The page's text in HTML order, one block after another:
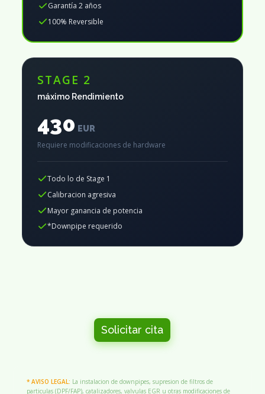
Garantía 2 años
100% Reversible
STAGE 2
máximo Rendimiento
430 EUR
Requiere modificaciones de hardware
Todo lo de Stage 1
Calibracion agresiva
Mayor ganancia de potencia
*Downpipe requerido
Solicitar cita
* AVISO LEGAL: La instalacion de downpipes, supresion de filtros de
particulas (DPF/FAP), catalizadores, valvulas EGR u otras modificaciones de